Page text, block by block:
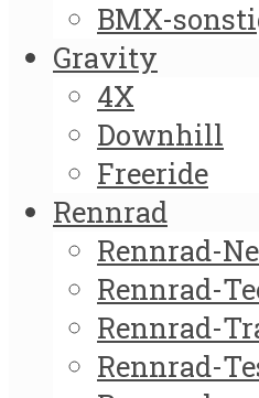
BMX-
Gravity
4X
Downhill
Freeride
Rennrad
Rennrad-
Rennrad-
Rennrad-
Rennrad-